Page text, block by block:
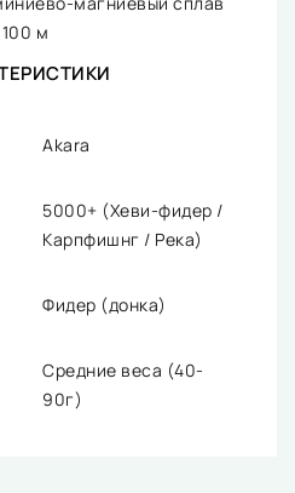
м
Akara
5000+ (Хеви-фидер /
Карпфишнг / Река)
Фидер (донка)
Средние веса (40-
90г)